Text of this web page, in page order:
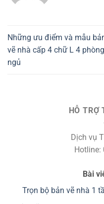
Những ưu điểm và mẫu
vẽ nhà cấp 4 chữ L 4 phòng
ngủ
HỖ TRỢ
Dịch vụ
Hotline:
Bài
Trọn bộ bản vẽ nhà 1